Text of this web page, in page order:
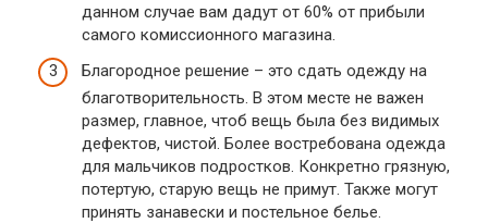
данном случае вам дадут от 60% от прибыли
самого комиссионного магазина.
Благородное решение – это сдать одежду на
благотворительность. В этом месте не важен
размер, главное, чтоб вещь была без видимых
дефектов, чистой. Более востребована одежда
для мальчиков подростков. Конкретно грязную,
потертую, старую вещь не примут. Также могут
принять занавески и постельное белье.